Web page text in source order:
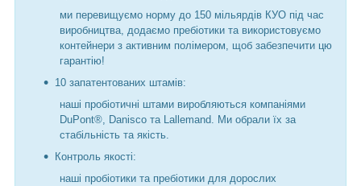
ми перевищуємо норму до 150 мільярдів КУО під час
виробництва, додаємо пребіотики та використовуємо
контейнери з активним полімером, щоб забезпечити цю
гарантію!
10 запатентованих штамів:
наші пробіотичні штами виробляються компаніями
DuPont®, Danisco та Lallemand. Ми обрали їх за
стабільність та якість.
Контроль якості:
наші пробіотики та пребіотики для дорослих